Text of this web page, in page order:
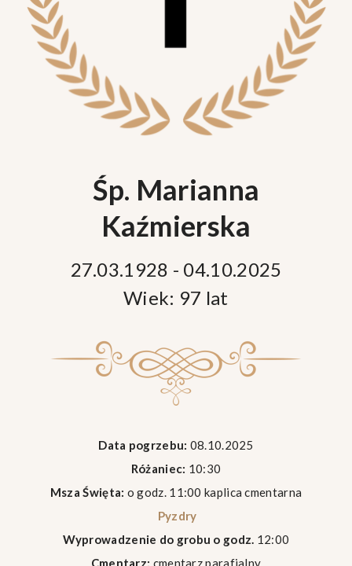
Śp. Marianna
Kaźmierska
27.03.1928 - 04.10.2025
Wiek: 97 lat
Data pogrzebu: 08.10.2025
Różaniec: 10:30
Msza Święta: o godz. 11:00 kaplica cmentarna
Pyzdry
Wyprowadzenie do grobu o godz. 12:00
Cmentarz: cmentarz parafialny